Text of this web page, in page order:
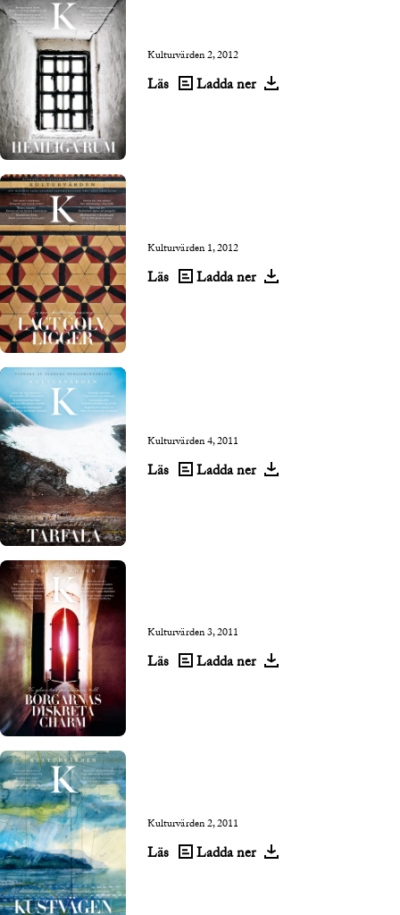
Kulturvärden 2, 2012
Läs Ladda ner
Kulturvärden 1, 2012
Läs Ladda ner
Kulturvärden 4, 2011
Läs Ladda ner
Kulturvärden 3, 2011
Läs Ladda ner
Kulturvärden 2, 2011
Läs Ladda ner